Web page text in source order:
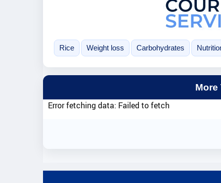
Rice Weight loss Carbohydrates
More
Error fetching data: Failed to fetch